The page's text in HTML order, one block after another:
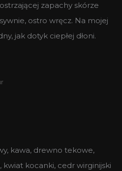
zapachy skórze
ostro wręcz. Na mojej
jak dotyk ciepłej dłoni.
kawa, drewno tekowe,
kocanki, cedr wirginijski